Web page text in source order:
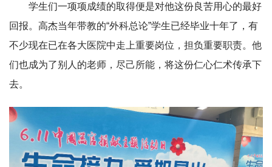
学生们一项项成绩的取得便是对他这份良苦用心的最好
回报。高杰当年带教的“外科总论”学生已经毕业十年了，有
不少现在已在各大医院中走上重要岗位，担负重要职责。他
们也成为了别人的老师，尽己所能，将这份仁心仁术传承下
去。